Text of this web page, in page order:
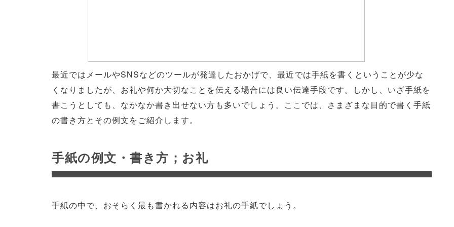
最近ではメールやSNSなどのツールが発達したおかげで、最近では手紙を書くということが少な
くなりましたが、お礼や何か大切なことを伝える場合には良い伝達手段です。しかし、いざ手紙を
書こうとしても、なかなか書き出せない方も多いでしょう。ここでは、さまざまな目的で書く手紙
の書き方とその例文をご紹介します。
手紙の例文・書き方；お礼
手紙の中で、おそらく最も書かれる内容はお礼の手紙でしょう。